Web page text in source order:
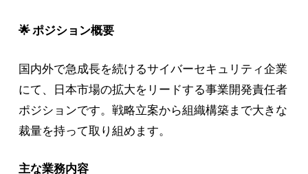
🌟 ポジション概要
国内外で急成長を続けるサイバーセキュリティ企業
にて、日本市場の拡大をリードする事業開発責任者
ポジションです。戦略立案から組織構築まで大きな
裁量を持って取り組めます。
主な業務内容